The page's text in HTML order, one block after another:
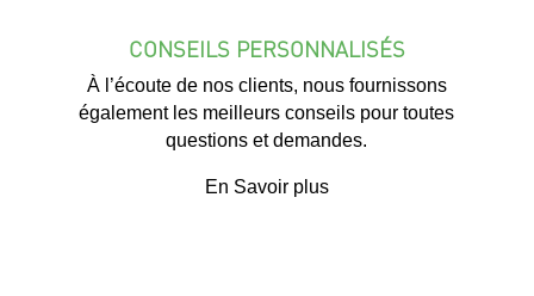
CONSEILS PERSONNALISÉS
À l’écoute de nos clients, nous fournissons
également les meilleurs conseils pour toutes
questions et demandes.
En Savoir plus